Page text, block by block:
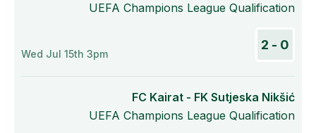
UEFA Champions League Qualification
0 - 2
Wed Jul 15th 3pm
FC Kairat - FK Sutjeska Nikšić
UEFA Champions League Qualification